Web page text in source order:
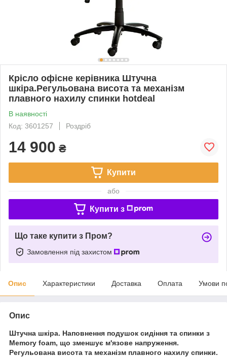
Крісло офісне керівника Штучна
шкіра.Регульована висота та механізм
плавного нахилу спинки hotdeal
В наявності
Код: 3601257
Роздріб
14 900 ₴
Купити
або
Купити з
Що таке купити з Пром?
Замовлення під захистом
Опис Характеристики Доставка Оплата Умови
Опис
Штучна шкіра. Наповнення подушок сидіння та спинки з
Memory foam, що зменшує м'язове напруження.
Регульована висота та механізм плавного нахилу спинки.